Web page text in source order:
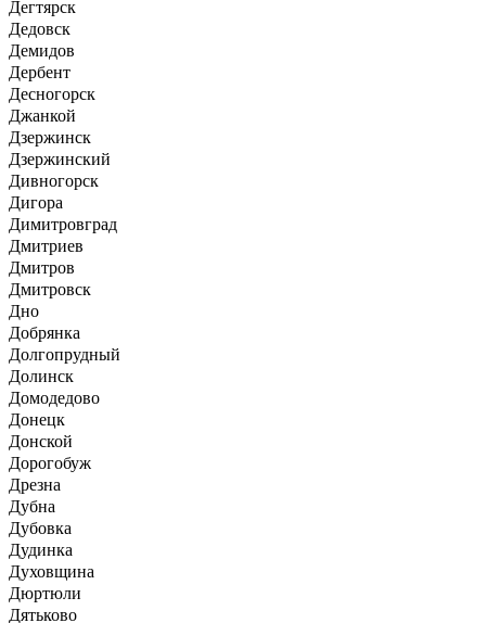
Дегтярск
Дедовск
Демидов
Дербент
Десногорск
Джанкой
Дзержинск
Дзержинский
Дивногорск
Дигора
Димитровград
Дмитриев
Дмитров
Дмитровск
Дно
Добрянка
Долгопрудный
Долинск
Домодедово
Донецк
Донской
Дорогобуж
Дрезна
Дубна
Дубовка
Дудинка
Духовщина
Дюртюли
Дятьково